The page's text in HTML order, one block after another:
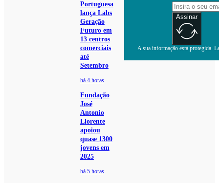
Portuguesa
lança Labs
Geração
Futuro em
13 centros
comerciais
até
Setembro
há 4 horas
Fundação
José
Antonio
Llorente
apoiou
quase 1300
jovens em
2025
há 5 horas
Assinar
A sua informação está protegida.